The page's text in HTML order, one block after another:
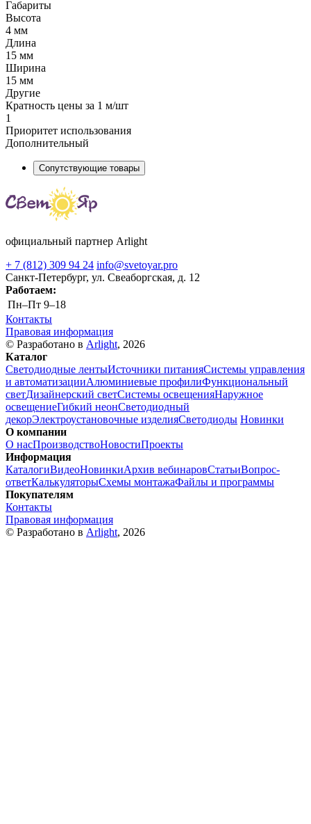
Габариты
Высота
4 мм
Длина
15 мм
Ширина
15 мм
Другие
Кратность цены за 1 м/шт
1
Приоритет использования
Дополнительный
Сопутствующие товары
официальный партнер Arlight
+ 7 (812) 309 94 24 info@svetoyar.pro
Санкт-Петербург, ул. Свеаборгская, д. 12
Работаем:
Пн–Пт 9–18
Контакты
Правовая информация
© Разработано в Arlight, 2026
Каталог
Светодиодные лентыИсточники питанияСистемы управления
и автоматизацииАлюминиевые профилиФункциональный
светДизайнерский светСистемы освещенияНаружное
освещениеГибкий неонСветодиодный
декорЭлектроустановочные изделияСветодиоды Новинки
О компании
О насПроизводствоНовостиПроекты
Информация
КаталогиВидеоНовинкиАрхив вебинаровСтатьиВопрос-
ответКалькуляторыСхемы монтажаФайлы и программы
Покупателям
Контакты
Правовая информация
© Разработано в Arlight, 2026